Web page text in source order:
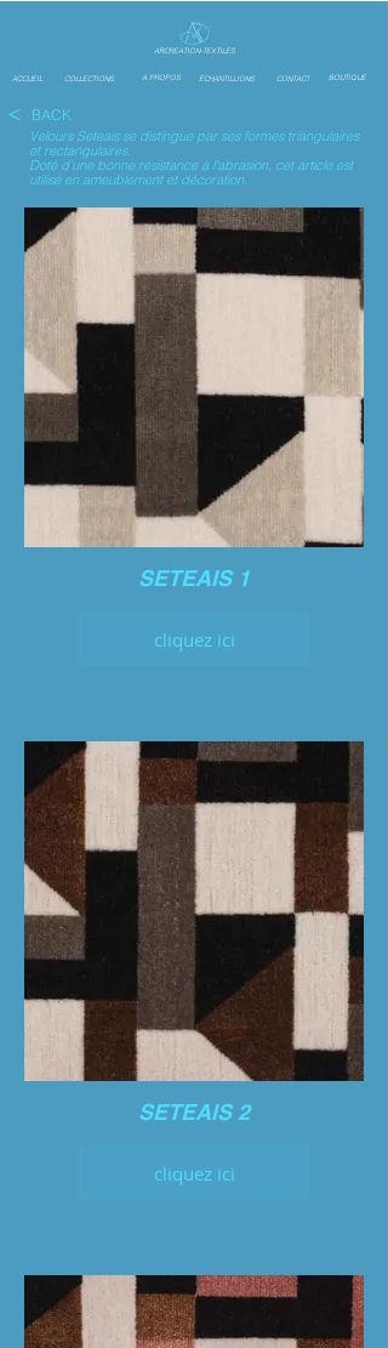
ARCREATION-TEXTILES
ACCUEIL COLLECTIONS A PROPOS ÉCHANTILLIONS CONTACT BOUTIQUE
< BACK
Velours Seteais se distingue par ses formes triangulaires
et rectangulaires.
Doté d'une bonne résistance à l'abrasion, cet article est
utilisé en ameublement et décoration.
SETEAIS 1
cliquez ici
SETEAIS 2
cliquez ici